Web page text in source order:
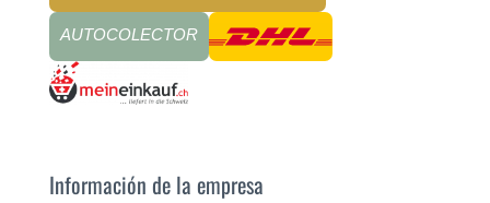
AUTOCOLECTOR
Información de la empresa